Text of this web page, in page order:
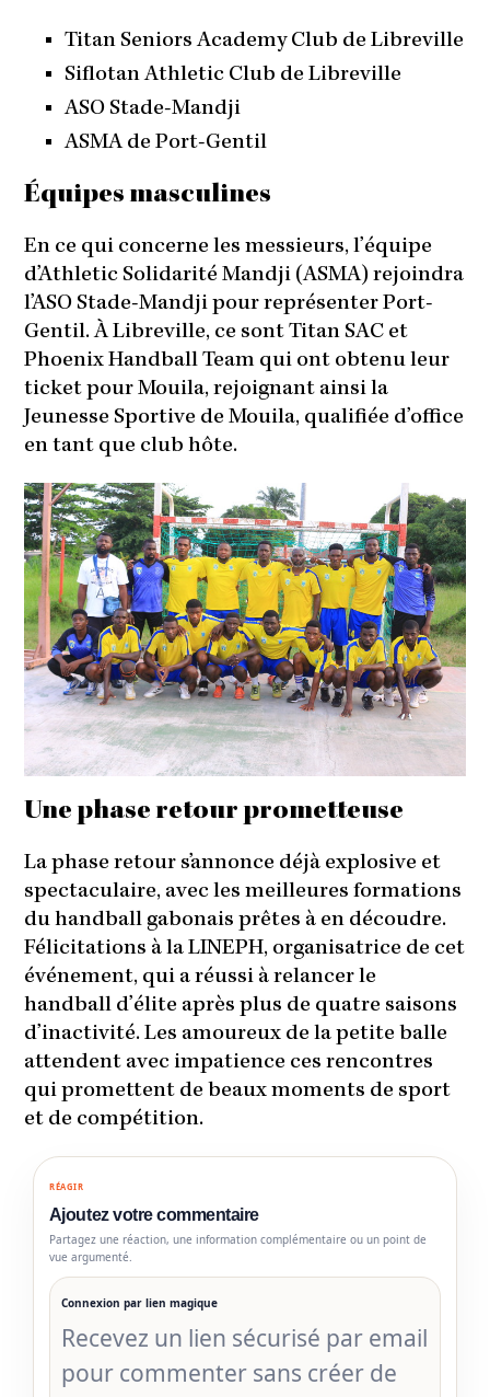
Titan Seniors Academy Club de Libreville
Siflotan Athletic Club de Libreville
ASO Stade-Mandji
ASMA de Port-Gentil
Équipes masculines
En ce qui concerne les messieurs, l’équipe
d’Athletic Solidarité Mandji (ASMA) rejoindra
l’ASO Stade-Mandji pour représenter Port-
Gentil. À Libreville, ce sont Titan SAC et
Phoenix Handball Team qui ont obtenu leur
ticket pour Mouila, rejoignant ainsi la
Jeunesse Sportive de Mouila, qualifiée d’office
en tant que club hôte.
Une phase retour prometteuse
La phase retour s’annonce déjà explosive et
spectaculaire, avec les meilleures formations
du handball gabonais prêtes à en découdre.
Félicitations à la LINEPH, organisatrice de cet
événement, qui a réussi à relancer le
handball d’élite après plus de quatre saisons
d’inactivité. Les amoureux de la petite balle
attendent avec impatience ces rencontres
qui promettent de beaux moments de sport
et de compétition.
RÉAGIR
Ajoutez votre commentaire
Partagez une réaction, une information complémentaire ou un point de
vue argumenté.
Connexion par lien magique
Recevez un lien sécurisé par email
pour commenter sans créer de